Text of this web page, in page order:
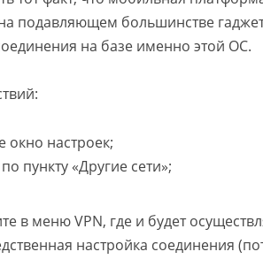
подавляющем большинстве
на базе именно этой ОС.
окно настроек;
пункту «Другие сети»;
в меню VPN, где и будет
настройка соединения